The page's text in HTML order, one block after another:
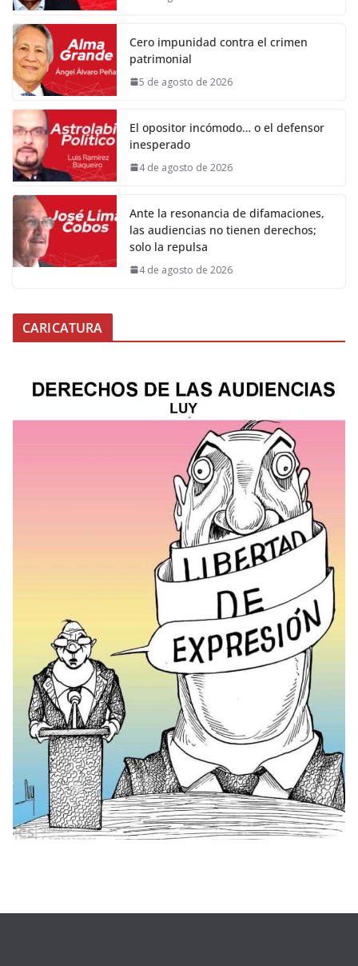
Cero impunidad contra el crimen
patrimonial
5 de agosto de 2026
El opositor incómodo… o el defensor
inesperado
4 de agosto de 2026
Ante la resonancia de difamaciones,
las audiencias no tienen derechos;
solo la repulsa
4 de agosto de 2026
CARICATURA